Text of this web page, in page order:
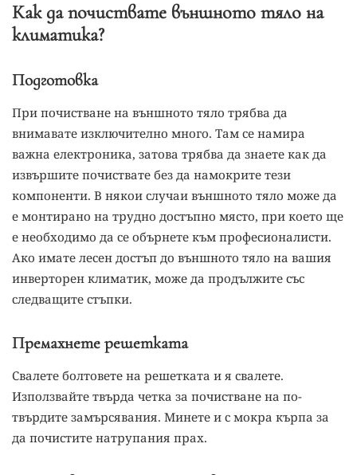
Как да почиствате външното тяло на
климатика?
Подготовка
При почистване на външното тяло трябва да
внимавате изключително много. Там се намира
важна електроника, затова трябва да знаете как да
извършите почиствате без да намокрите тези
компоненти. В някои случаи външното тяло може да
е монтирано на трудно достъпно място, при което ще
е необходимо да се обърнете към професионалисти.
Ако имате лесен достъп до външното тяло на вашия
инверторен климатик, може да продължите със
следващите стъпки.
Премахнете решетката
Свалете болтовете на решетката и я свалете.
Използвайте твърда четка за почистване на по-
твърдите замърсявания. Минете и с мокра кърпа за
да почистите натрупания прах.